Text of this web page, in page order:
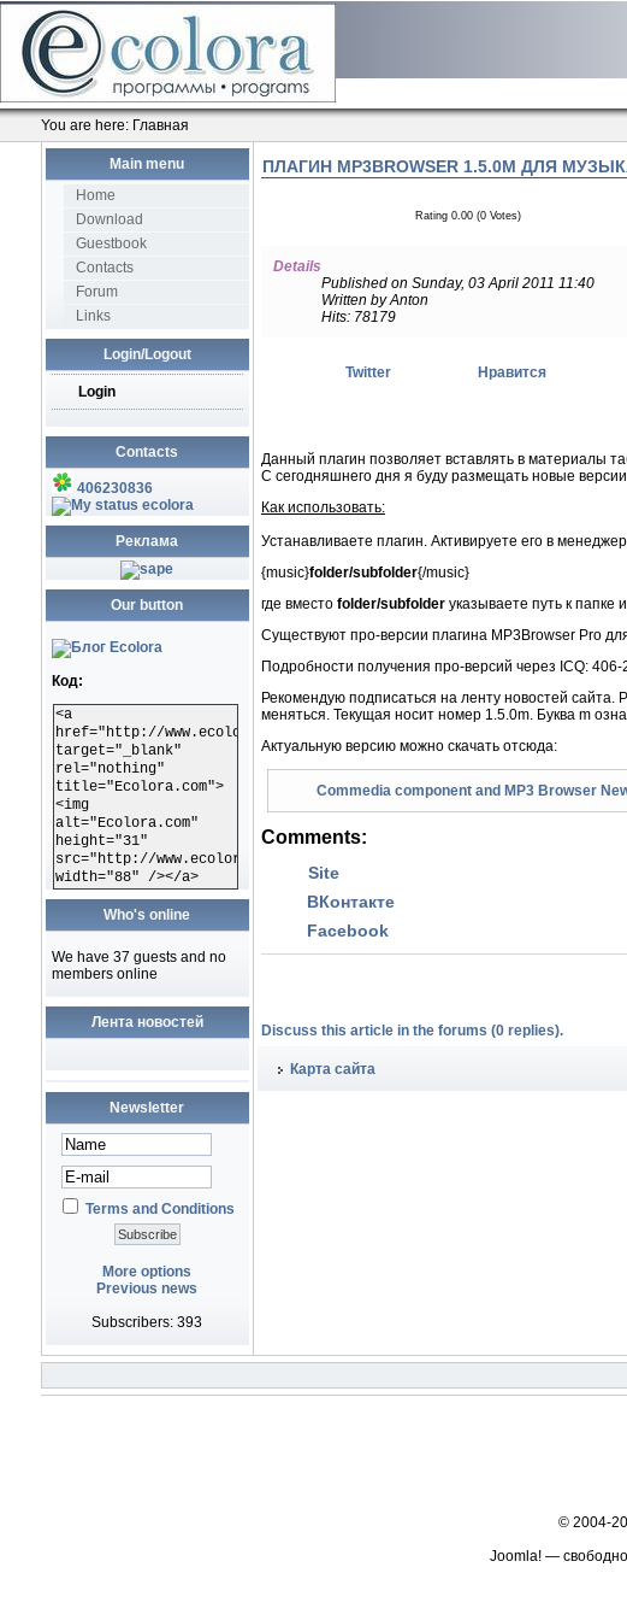
You are here: Главная
Main menu
Home
Download
Guestbook
Contacts
Forum
Links
Login/Logout
Login
Contacts
406230836
ecolora
Реклама
Our button
Код:
<a
href="http://www.ecolora.com"
target="_blank"
rel="nothing"
title="Ecolora.com">
<img
alt="Ecolora.com"
height="31"
src="http://www.ecolora.com/images/ecoloracom.gif"
width="88" /></a>
Who's online
We have 37 guests and no
members online
Лента новостей
Newsletter
Terms and Conditions
More options
Previous news
Subscribers: 393
ПЛАГИН MP3BROWSER 1.5.0M ДЛЯ
Rating 0.00 (0 Votes)
Details
Published on Sunday, 03 April 2011 11:40
Written by Anton
Hits: 78179
Twitter Нравится
Данный плагин позволяет вставлять в материалы
С сегодняшнего дня я буду размещать новые
Как использовать:
Устанавливаете плагин. Активируете его в
{music}folder/subfolder{/music}
где вместо folder/subfolder указываете путь к папке
Существуют про-версии плагина MP3Browser Pro
Подробности получения про-версий через ICQ:
Рекомендую подписаться на ленту новостей
меняться. Текущая носит номер 1.5.0m. Буква m
Актуальную версию можно скачать отсюда:
Commedia component and MP3 Browser
Comments:
Site
ВКонтакте
Facebook
Discuss this article in the forums (0 replies).
Карта сайта
© 2004-
Joomla! —